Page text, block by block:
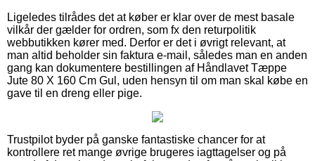
Ligeledes tilrådes det at køber er klar over de mest basale
vilkår der gælder for ordren, som fx den returpolitik
webbutikken kører med. Derfor er det i øvrigt relevant, at
man altid beholder sin faktura e-mail, således man en anden
gang kan dokumentere bestillingen af Håndlavet Tæppe
Jute 80 X 160 Cm Gul, uden hensyn til om man skal købe en
gave til en dreng eller pige.
Trustpilot byder på ganske fantastiske chancer for at
kontrollere ret mange øvrige brugeres iagttagelser og på